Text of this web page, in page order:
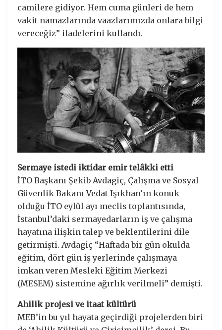
camilere gidiyor. Hem cuma günleri de hem
vakit namazlarında vaazlarımızda onlara bilgi
vereceğiz” ifadelerini kullandı.
Sermaye istedi iktidar emir telâkki etti
İTO Başkanı Şekib Avdagiç, Çalışma ve Sosyal
Güvenlik Bakanı Vedat Işıkhan’ın konuk
olduğu İTO eylül ayı meclis toplantısında,
İstanbul’daki sermayedarların iş ve çalışma
hayatına ilişkin talep ve beklentilerini dile
getirmişti. Avdagiç “Haftada bir gün okulda
eğitim, dört gün iş yerlerinde çalışmaya
imkan veren Mesleki Eğitim Merkezi
(MESEM) sistemine ağırlık verilmeli” demişti.
Ahilik projesi ve itaat kültürü
MEB’in bu yıl hayata geçirdiği projelerden biri